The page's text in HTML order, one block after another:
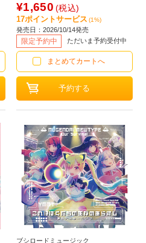
¥1,650 (税込)
17ポイントサービス (1%)
発売日：2026/10/14発売
限定予約中 ただいま予約受付中
まとめてカートへ
ブシロードミュージック